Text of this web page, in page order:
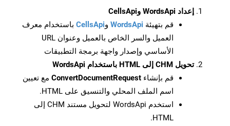
إعداد WordsApi وCellsApi
قم بتهيئة WordsApi وCellsApi باستخدام معرف
العميل والسر الخاص بالعميل وعنوان URL
الأساسي وإصدار واجهة برمجة التطبيقات
تحويل CHM إلى HTML باستخدام WordsApi
قم بإنشاء ConvertDocumentRequest مع تعيين
اسم الملف المحلي والتنسيق على HTML.
استخدم WordsApi لتحويل مستند CHM إلى
HTML.